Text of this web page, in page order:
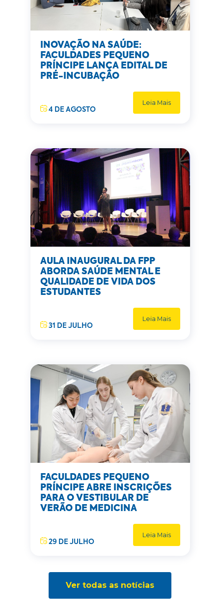
INOVAÇÃO NA SAÚDE:
FACULDADES PEQUENO
PRÍNCIPE LANÇA EDITAL DE
PRÉ-INCUBAÇÃO
4 DE AGOSTO
Leia Mais
AULA INAUGURAL DA FPP
ABORDA SAÚDE MENTAL E
QUALIDADE DE VIDA DOS
ESTUDANTES
31 DE JULHO
Leia Mais
FACULDADES PEQUENO
PRÍNCIPE ABRE INSCRIÇÕES
PARA O VESTIBULAR DE
VERÃO DE MEDICINA
29 DE JULHO
Leia Mais
Ver todas as notícias